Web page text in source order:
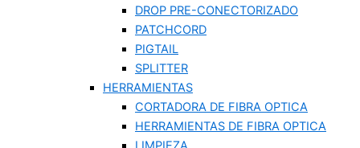
DROP PRE-CONECTORIZADO
PATCHCORD
PIGTAIL
SPLITTER
HERRAMIENTAS
CORTADORA DE FIBRA OPTICA
HERRAMIENTAS DE FIBRA OPTICA